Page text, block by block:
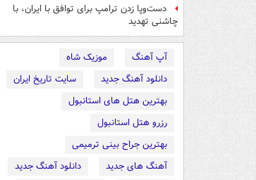
دست‌وپا زدن ترامپ برای توافق با ایران، با
چاشنی تهدید
آپ آهنگ
موزیک شاه
دانلود آهنگ جدید
سایت تاریخ ایران
بهترین هتل های استانبول
رزرو هتل استانبول
بهترین جراح بینی ترمیمی
آهنگ های جدید
دانلود آهنگ جدید